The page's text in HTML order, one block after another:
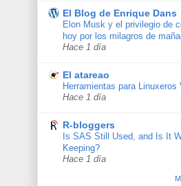
El Blog de Enrique Dans
Elon Musk y el privilegio de
hoy por los milagros de
Hace 1 día
El atareao
Herramientas para Linuxeros
Hace 1 día
R-bloggers
Is SAS Still Used, and Is It
Keeping?
Hace 1 día